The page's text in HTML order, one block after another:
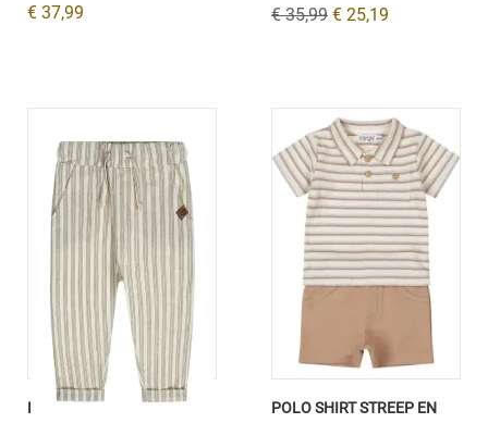
€ 37,99 € 35,99 € 25,19
BROEK OF WHITE STRIPE
POLO SHIRT STREEP EN